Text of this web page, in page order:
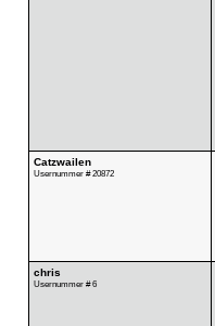
Catzwailen
Usernummer # 20872
chris
Usernummer # 6